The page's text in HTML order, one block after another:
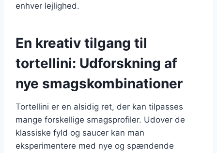
enhver lejlighed.
En kreativ tilgang til
tortellini: Udforskning af
nye smagskombinationer
Tortellini er en alsidig ret, der kan tilpasses
mange forskellige smagsprofiler. Udover de
klassiske fyld og saucer kan man
eksperimentere med nye og spændende